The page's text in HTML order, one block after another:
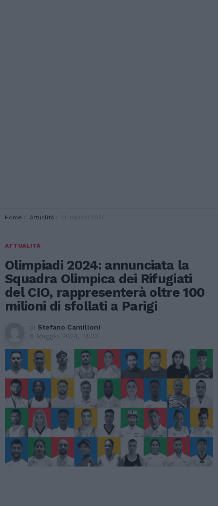
You are here:
Home Attualità Olimpiadi 2024: annunciata la Squadra Olimpica dei Rifugiati del CIO, rappresenterà oltre 100 milioni di sfollati a Parigi
ATTUALITÀ
Olimpiadi 2024: annunciata la
Squadra Olimpica dei Rifugiati
del CIO, rappresenterà oltre 100
milioni di sfollati a Parigi
di Stefano Camilloni
6 Maggio 2024, 14:23